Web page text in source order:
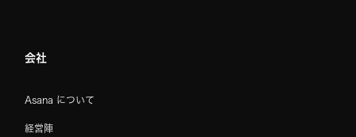
会社
Asana について
経営陣